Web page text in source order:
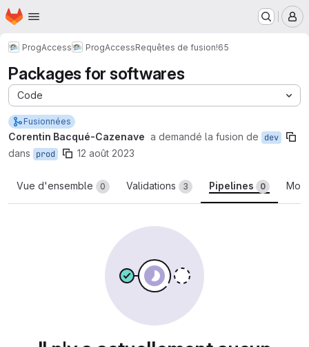
Passer au contenu principal
Page d'accueil
ProgAccess ProgAccessRequêtes de fusion!65
Packages for softwares
Code
Fusionnées
Corentin Bacqué-Cazenave a demandé la fusion de dev
dans prod 12 août 2023
Vue d'ensemble 0 Validations 3 Pipelines 0